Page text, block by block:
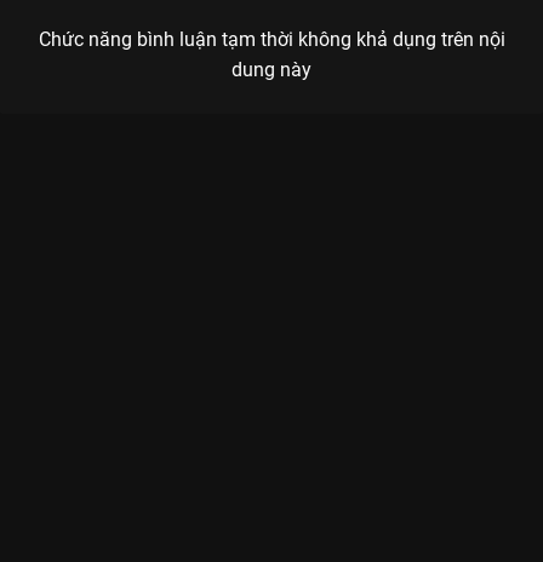
Chức năng bình luận tạm thời không khả dụng trên nội
dung này